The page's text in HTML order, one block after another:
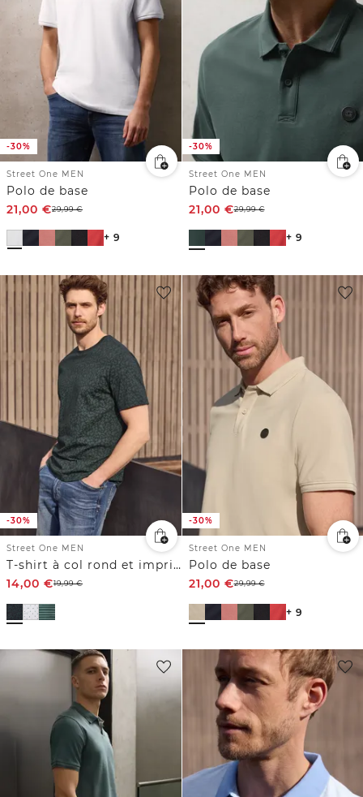
-30%
Street One MEN
Polo de base
21,00 €29,99€
+ 9
-30%
Street One MEN
Polo de base
21,00 €29,99€
+ 9
-30%
Street One MEN
T-shirt à col rond et imprimé allover
14,00 €19,99€
-30%
Street One MEN
Polo de base
21,00 €29,99€
+ 9